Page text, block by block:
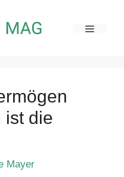
ist die
Mayer